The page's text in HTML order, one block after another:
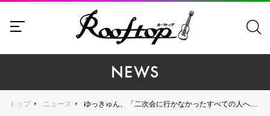
NEWS
トップ ニュース ゆっきゅん、「二次会に行かなかったすべての人へ」捧ぐ新曲「シャトルバス」リリース ジャズピアニスト梅井美咲が参加（コメントあり）